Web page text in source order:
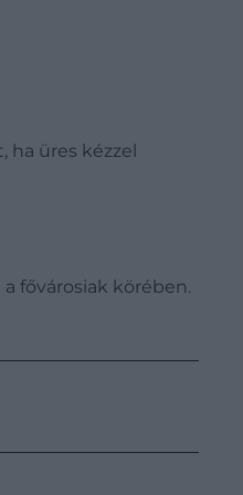
üres kézzel
fővárosiak körében.